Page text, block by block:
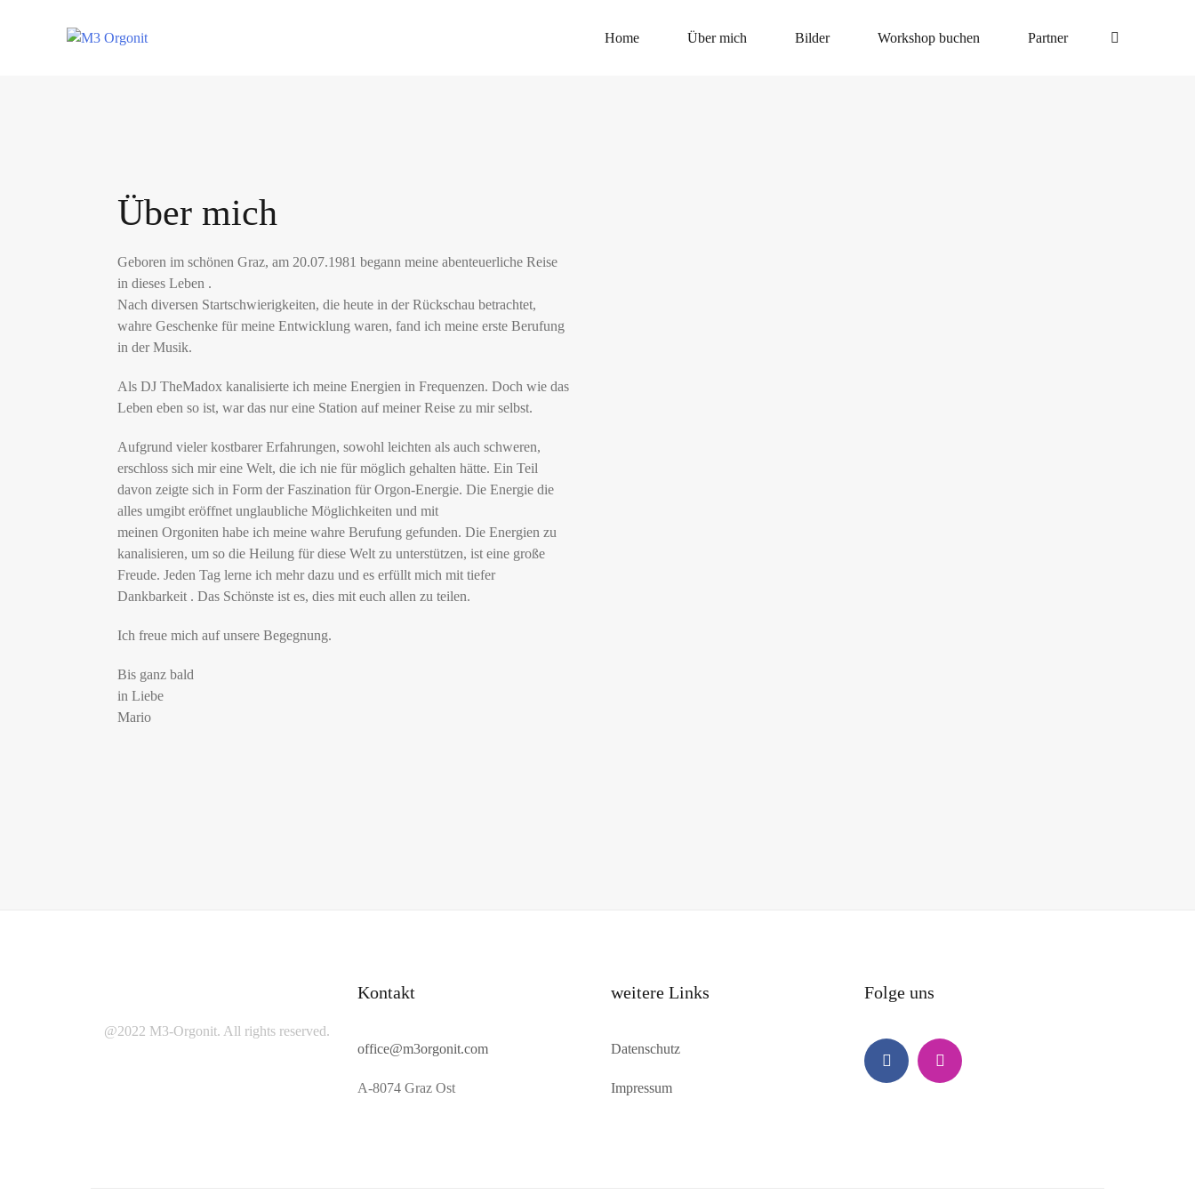
Home Über mich Bilder Workshop buchen Partner
Über mich
Geboren im schönen Graz, am 20.07.1981 begann meine abenteuerliche Reise
in dieses Leben .
Nach diversen Startschwierigkeiten, die heute in der Rückschau betrachtet,
wahre Geschenke für meine Entwicklung waren, fand ich meine erste Berufung
in der Musik.
Als DJ TheMadox kanalisierte ich meine Energien in Frequenzen. Doch wie das
Leben eben so ist, war das nur eine Station auf meiner Reise zu mir selbst.
Aufgrund vieler kostbarer Erfahrungen, sowohl leichten als auch schweren,
erschloss sich mir eine Welt, die ich nie für möglich gehalten hätte. Ein Teil
davon zeigte sich in Form der Faszination fürOrgon-Energie. Die Energie die
alles umgibt eröffnet unglaubliche Möglichkeiten und mit
meinen Orgoniten habe ich meine wahre Berufung gefunden. Die Energien zu
kanalisieren, um so die Heilung für diese Welt zu unterstützen, ist eine große
Freude. Jeden Tag lerne ich mehr dazu und es erfüllt mich mit tiefer
Dankbarkeit . Das Schönste ist es, dies mit euch allen zu teilen.
Ich freue mich auf unsere Begegnung.
Bis ganz bald
in Liebe
Mario
@2022 M3-Orgonit. All rights reserved.
Kontakt
office@m3orgonit.com
A-8074 Graz Ost
weitere Links
Datenschutz
Impressum
Folge uns